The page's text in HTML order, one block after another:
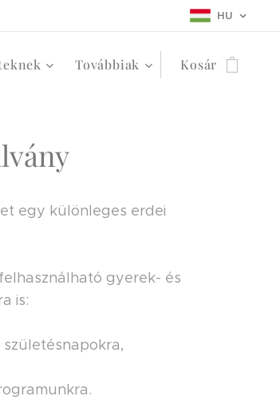
HU
Továbbiak Kosár
egy különleges erdei
gyerek- és
is: